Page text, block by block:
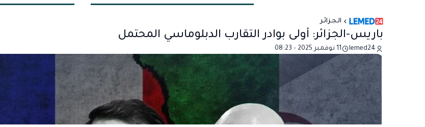
الـجـزائـر
باريس-الجزائر: أولى بوادر التقارب الدبلوماسي المحتمل
lemed24 11 نوفمبر 2025 - 08:23